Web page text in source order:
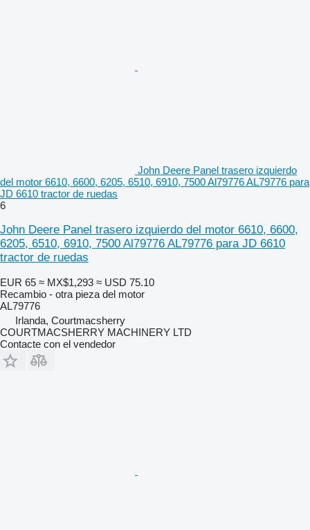
John Deere Panel trasero izquierdo
del motor 6610, 6600, 6205, 6510, 6910, 7500 Al79776 AL79776 para
JD 6610 tractor de ruedas
6
John Deere Panel trasero izquierdo del motor 6610, 6600,
6205, 6510, 6910, 7500 Al79776 AL79776 para JD 6610
tractor de ruedas
EUR 65 ≈ MX$1,293 ≈ USD 75.10
Recambio - otra pieza del motor
AL79776
Irlanda, Courtmacsherry
COURTMACSHERRY MACHINERY LTD
Contacte con el vendedor